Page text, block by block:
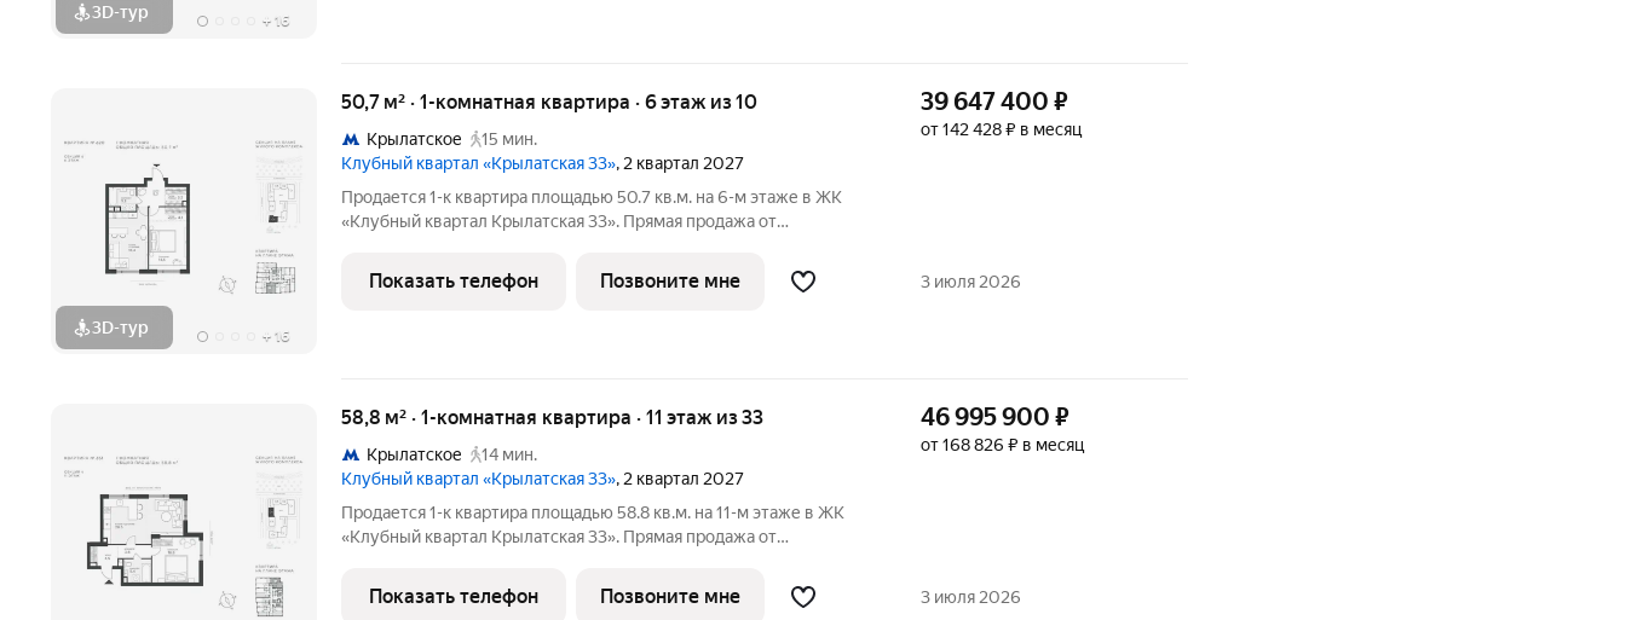
3D-тур + 16
3D-тур + 16
50,7 м² · 1-комнатная квартира · 6 этаж из 10
Крылатское
15 мин.
Клубный квартал «Крылатская 33», 2 квартал 2027
Продается 1-к квартира площадью 50.7 кв.м. на 6-м этаже в ЖК
«Клубный квартал Крылатская 33». Прямая продажа от
Москвы от специализированного застройщика «Сияние».
Комплекс расположен всего
39 647 400 ₽
от 142 428 ₽ в месяц
Показать телефон Позвоните мне 3 июля 2026
58,8 м² · 1-комнатная квартира · 11 этаж из 33
Крылатское
14 мин.
Клубный квартал «Крылатская 33», 2 квартал 2027
Продается 1-к квартира площадью 58.8 кв.м. на 11-м этаже в ЖК
«Клубный квартал Крылатская 33». Прямая продажа от
Москвы от специализированного застройщика «Сияние».
Комплекс расположен
46 995 900 ₽
от 168 826 ₽ в месяц
Показать телефон Позвоните мне 3 июля 2026